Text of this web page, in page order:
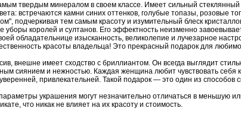
твердым минералом в своем классе. Имеет сильный
встречаются камни синих оттенков, голубые топазы, розовые
подчеркивая тем самым красоту и изумительный блеск
уборы королей и султанов. Его эффектность неизменно
обладательнице изысканность, великолепие и лучезарное
красоты владельца! Это прекрасный подарок для
внешне имеет сходство с бриллиантом. Он всегда выглядит
сиянием и нежностью. Каждая женщина любит чувствовать себя
привлекательней. Такой подарок — это один из способов
украшения могут незначительно отличаться в меньшую
что никак не влияет на их красоту и стоимость.